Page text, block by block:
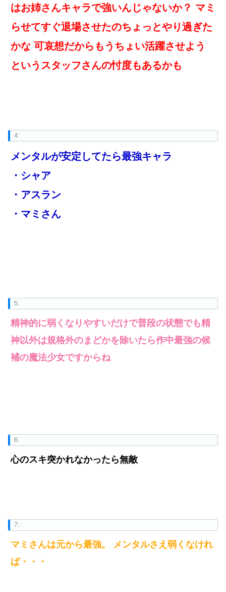
はお姉さんキャラで強いんじゃないか？ マミ
らせてすぐ退場させたのちょっとやり過ぎた
かな 可哀想だからもうちょい活躍させよう
というスタッフさんの忖度もあるかも
4:
メンタルが安定してたら最強キャラ
・シャア
・アスラン
・マミさん
5:
精神的に弱くなりやすいだけで普段の状態でも精
神以外は規格外のまどかを除いたら作中最強の候
補の魔法少女ですからね
6:
心のスキ突かれなかったら無敵
7:
マミさんは元から最強。 メンタルさえ弱くなけれ
ば・・・